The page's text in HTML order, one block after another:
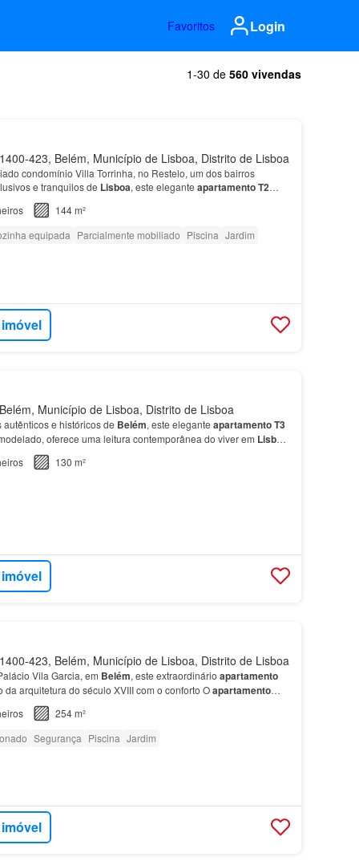
Favoritos Login
1-30 de 560 vivendas
423, Belém, Município de Lisboa, Distrito de Lisboa
condomínio Villa Torrinha, no Restelo, um dos bairros
e tranquilos de Lisboa, este elegante apartamentoT2
uma perfeita ligação entre os espaços int…
144 m²
equipada Parcialmente mobiliado Piscina Jardim
Município de Lisboa, Distrito de Lisboa
e históricos de Belém, este elegante apartamentoT3
oferece uma leitura contemporânea do viver em Lisboa
fundo.…
130 m²
423, Belém, Município de Lisboa, Distrito de Lisboa
Vila Garcia, em Belém, este extraordinário apartamento
arquitetura do século XVIII com o conforto Oapartamento
quatro casas de banho, aqueciment…
254 m²
Segurança Piscina Jardim